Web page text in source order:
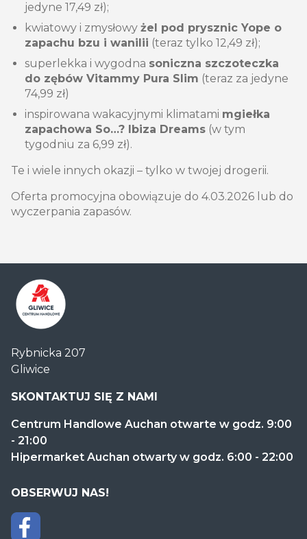
jedyne 17,49 zł);
kwiatowy i zmysłowy żel pod prysznic Yope o
zapachu bzu i wanilii (teraz tylko 12,49 zł);
superlekka i wygodna soniczna szczoteczka
do zębów Vitammy Pura Slim (teraz za jedyne
74,99 zł)
inspirowana wakacyjnymi klimatami mgiełka
zapachowa So…? Ibiza Dreams (w tym
tygodniu za 6,99 zł).
Te i wiele innych okazji – tylko w twojej drogerii.
Oferta promocyjna obowiązuje do 4.03.2026 lub do
wyczerpania zapasów.
Handlowe
Auchan
Gliwice
Rybnicka 207
Gliwice
SKONTAKTUJ SIĘ Z NAMI
Centrum Handlowe Auchan otwarte w godz. 9:00
- 21:00
Hipermarket Auchan otwarty w godz. 6:00 - 22:00
OBSERWUJ NAS!